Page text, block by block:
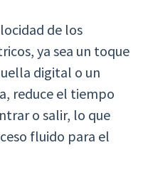
de los
ya sea un toque
digital o un
reduce el tiempo
o salir, lo que
fluido para el